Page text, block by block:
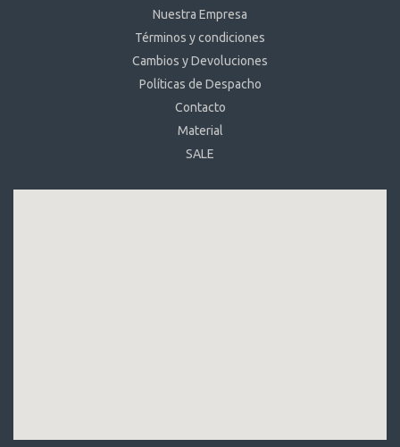
Nuestra Empresa
Términos y condiciones
Cambios y Devoluciones
Políticas de Despacho
Contacto
Material
SALE